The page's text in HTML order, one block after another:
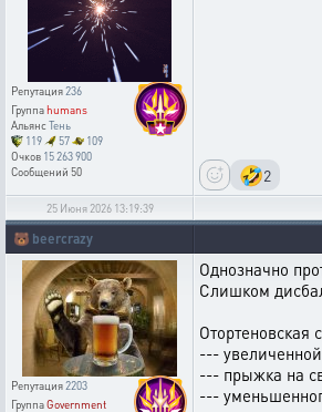
Репутация236
Группаhumans
АльянсТень
119
57
109
Очков 15 263 900
Сообщений 50 🤣2
25 Июня 2026 13:19:39
🐻 beercrazy
Репутация2203
ГруппаGovernment
Однозначно
Слишком
Отортеновская
---
--- прыжка на
---